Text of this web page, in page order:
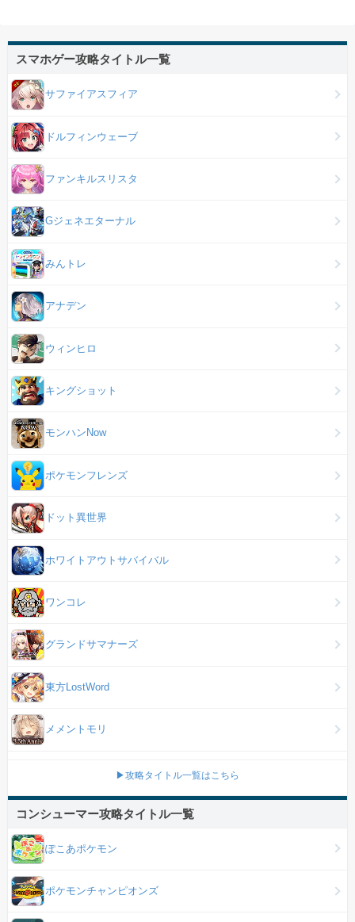
スマホゲー攻略タイトル一覧
サファイアスフィア
ドルフィンウェーブ
ファンキルスリスタ
Gジェネエターナル
みんトレ
アナデン
ウィンヒロ
キングショット
モンハンNow
ポケモンフレンズ
ドット異世界
ホワイトアウトサバイバル
ワンコレ
グランドサマナーズ
東方LostWord
メメントモリ
▶攻略タイトル一覧はこちら
コンシューマー攻略タイトル一覧
ぽこあポケモン
ポケモンチャンピオンズ